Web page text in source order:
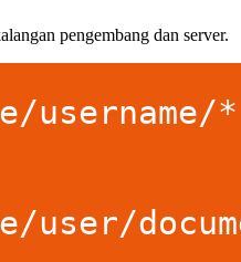
pengembang dan server.